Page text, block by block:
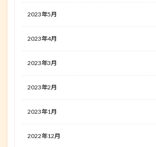
2023年5月
2023年4月
2023年3月
2023年2月
2023年1月
2022年12月